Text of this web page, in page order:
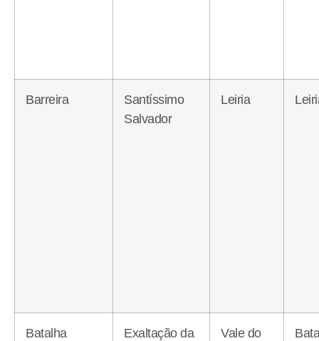
Barreira
Santíssimo
Salvador
Leiria
Batalha
Exaltação da
Vale do